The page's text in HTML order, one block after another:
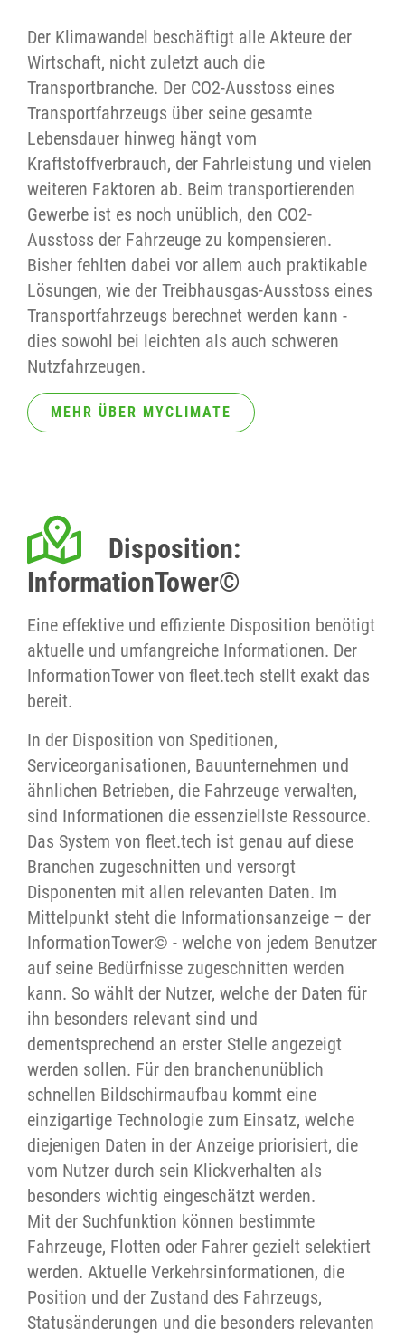
Der Klimawandel beschäftigt alle Akteure der
Wirtschaft, nicht zuletzt auch die
Transportbranche. Der CO2-Ausstoss eines
Transportfahrzeugs über seine gesamte
Lebensdauer hinweg hängt vom
Kraftstoffverbrauch, der Fahrleistung und vielen
weiteren Faktoren ab. Beim transportierenden
Gewerbe ist es noch unüblich, den CO2-
Ausstoss der Fahrzeuge zu kompensieren.
Bisher fehlten dabei vor allem auch praktikable
Lösungen, wie der Treibhausgas-Ausstoss eines
Transportfahrzeugs berechnet werden kann -
dies sowohl bei leichten als auch schweren
Nutzfahrzeugen.
MEHR ÜBER MYCLIMATE
Disposition:
InformationTower©
Eine effektive und effiziente Disposition benötigt
aktuelle und umfangreiche Informationen. Der
InformationTower von fleet.tech stellt exakt das
bereit.
In der Disposition von Speditionen,
Serviceorganisationen, Bauunternehmen und
ähnlichen Betrieben, die Fahrzeuge verwalten,
sind Informationen die essenziellste Ressource.
Das System von fleet.tech ist genau auf diese
Branchen zugeschnitten und versorgt
Disponenten mit allen relevanten Daten. Im
Mittelpunkt steht die Informationsanzeige – der
InformationTower© - welche von jedem Benutzer
auf seine Bedürfnisse zugeschnitten werden
kann. So wählt der Nutzer, welche der Daten für
ihn besonders relevant sind und
dementsprechend an erster Stelle angezeigt
werden sollen. Für den branchenunüblich
schnellen Bildschirmaufbau kommt eine
einzigartige Technologie zum Einsatz, welche
diejenigen Daten in der Anzeige priorisiert, die
vom Nutzer durch sein Klickverhalten als
besonders wichtig eingeschätzt werden.
Mit der Suchfunktion können bestimmte
Fahrzeuge, Flotten oder Fahrer gezielt selektiert
werden. Aktuelle Verkehrsinformationen, die
Position und der Zustand des Fahrzeugs,
Statusänderungen und die besonders relevanten